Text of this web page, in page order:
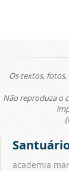
Os textos, fotos,
Não reproduza o
academia